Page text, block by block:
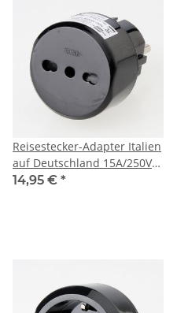
Reisestecker-Adapter Italien
auf Deutschland 15A/250V
Brennenstuhl
14,95 € *